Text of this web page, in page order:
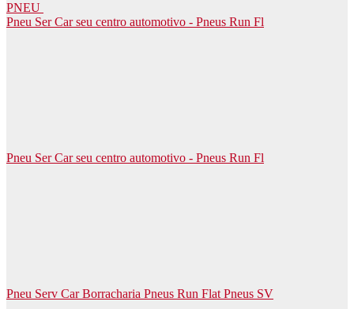
PNEU
Pneu Ser Car seu centro automotivo - Pneus Run Fl
Pneu Ser Car seu centro automotivo - Pneus Run Fl
Pneu Serv Car Borracharia Pneus Run Flat Pneus SV